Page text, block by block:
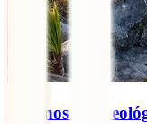
8 Iconos